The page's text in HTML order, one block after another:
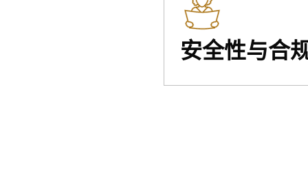
安全性与合